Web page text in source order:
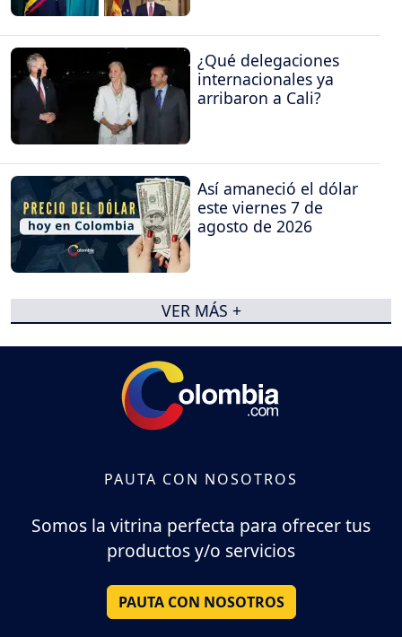
¿Qué delegaciones
internacionales ya
arribaron a Cali?
Así amaneció el dólar
este viernes 7 de
agosto de 2026
VER MÁS +
PAUTA CON NOSOTROS
Somos la vitrina perfecta para ofrecer tus
productos y/o servicios
PAUTA CON NOSOTROS